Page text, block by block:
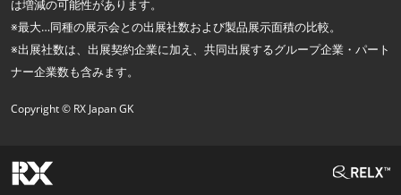
は増減の可能性があります。
※最大…同種の展示会との出展社数および製品展示面積の比較。
※出展社数は、出展契約企業に加え、共同出展するグループ企業・パート
ナー企業数も含みます。
Copyright © RX Japan GK